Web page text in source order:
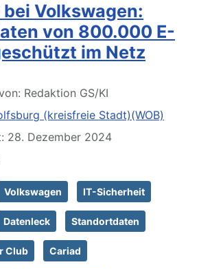
Volkswagen:
von 800.000 E-
im Netz
Redaktion GS/KI
(kreisfreie Stadt)(WOB)
28. Dezember 2024
Volkswagen IT-Sicherheit
Datenleck Standortdaten
Club Cariad